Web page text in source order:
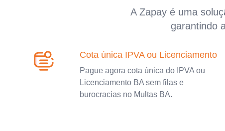
A Zapay é uma
garantindo
Cota única IPVA ou Licenciamento
Pague agora cota única do IPVA ou
Licenciamento BA sem filas e
burocracias no Multas BA.